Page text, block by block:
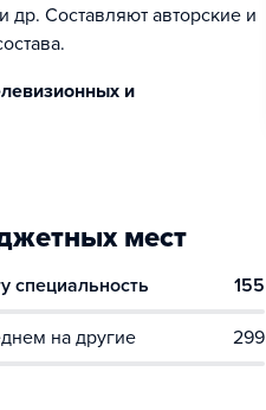
др. Составляют авторские и
и
мест
специальность 155
на другие 299